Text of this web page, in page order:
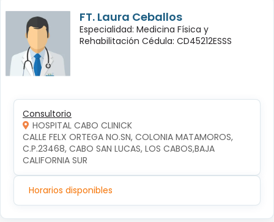
FT. Laura Ceballos
Especialidad: Medicina Física y
Rehabilitación Cédula: CD45212ESSS
Consultorio
HOSPITAL CABO CLINICK
CALLE FELX ORTEGA NO.SN, COLONIA MATAMOROS,
C.P.23468, CABO SAN LUCAS, LOS CABOS,BAJA
CALIFORNIA SUR
Horarios disponibles